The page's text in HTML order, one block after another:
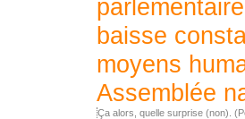
baisse
moyens
Assemblée
Ça alors, quelle surprise (non).